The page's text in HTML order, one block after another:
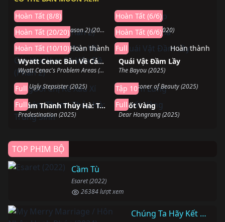
Đứa Bé
The Baby (2022)
Hoàn Tất (8/8) Mosaic (2018)
Hoàn Tất (6/6)
Mộng Giới (Phần 2)
LEGO DREAMZzz (Season 2) (2024)
Hoàn Tất (20/20)
Ngày Thứ Ba
The Third Day (2020)
Hoàn Tất (6/6)
Wyatt Cenac Bàn Về Các Khu Vực Có Vấn Đề (Phần 2)
Wyatt Cenac's Problem Areas (Season 2) (2019)
Hoàn Tất (10/10)Hoàn thành
Quái Vật Đầm Lầy
The Bayou (2025)
Full Hoàn thành
Người Chị Kế Xấu Xí
The Ugly Stepsister (2025)
Full
Hoàn thành
Khom Lưng
The Prisoner of Beauty (2025)
Tập 10
Đang chiếu
Thám Thanh Thủy Hà: Trùng Sinh
Predestination (2025)
Full
Hoàn thành
Nuốt Vàng
Dear Hongrang (2025)
Full
Hoàn thành
TOP PHIM BỘ
Cầm Tù
Esaret (2022)
26384 lượt xem
Chúng Ta Hãy Kết Hôn Nhé